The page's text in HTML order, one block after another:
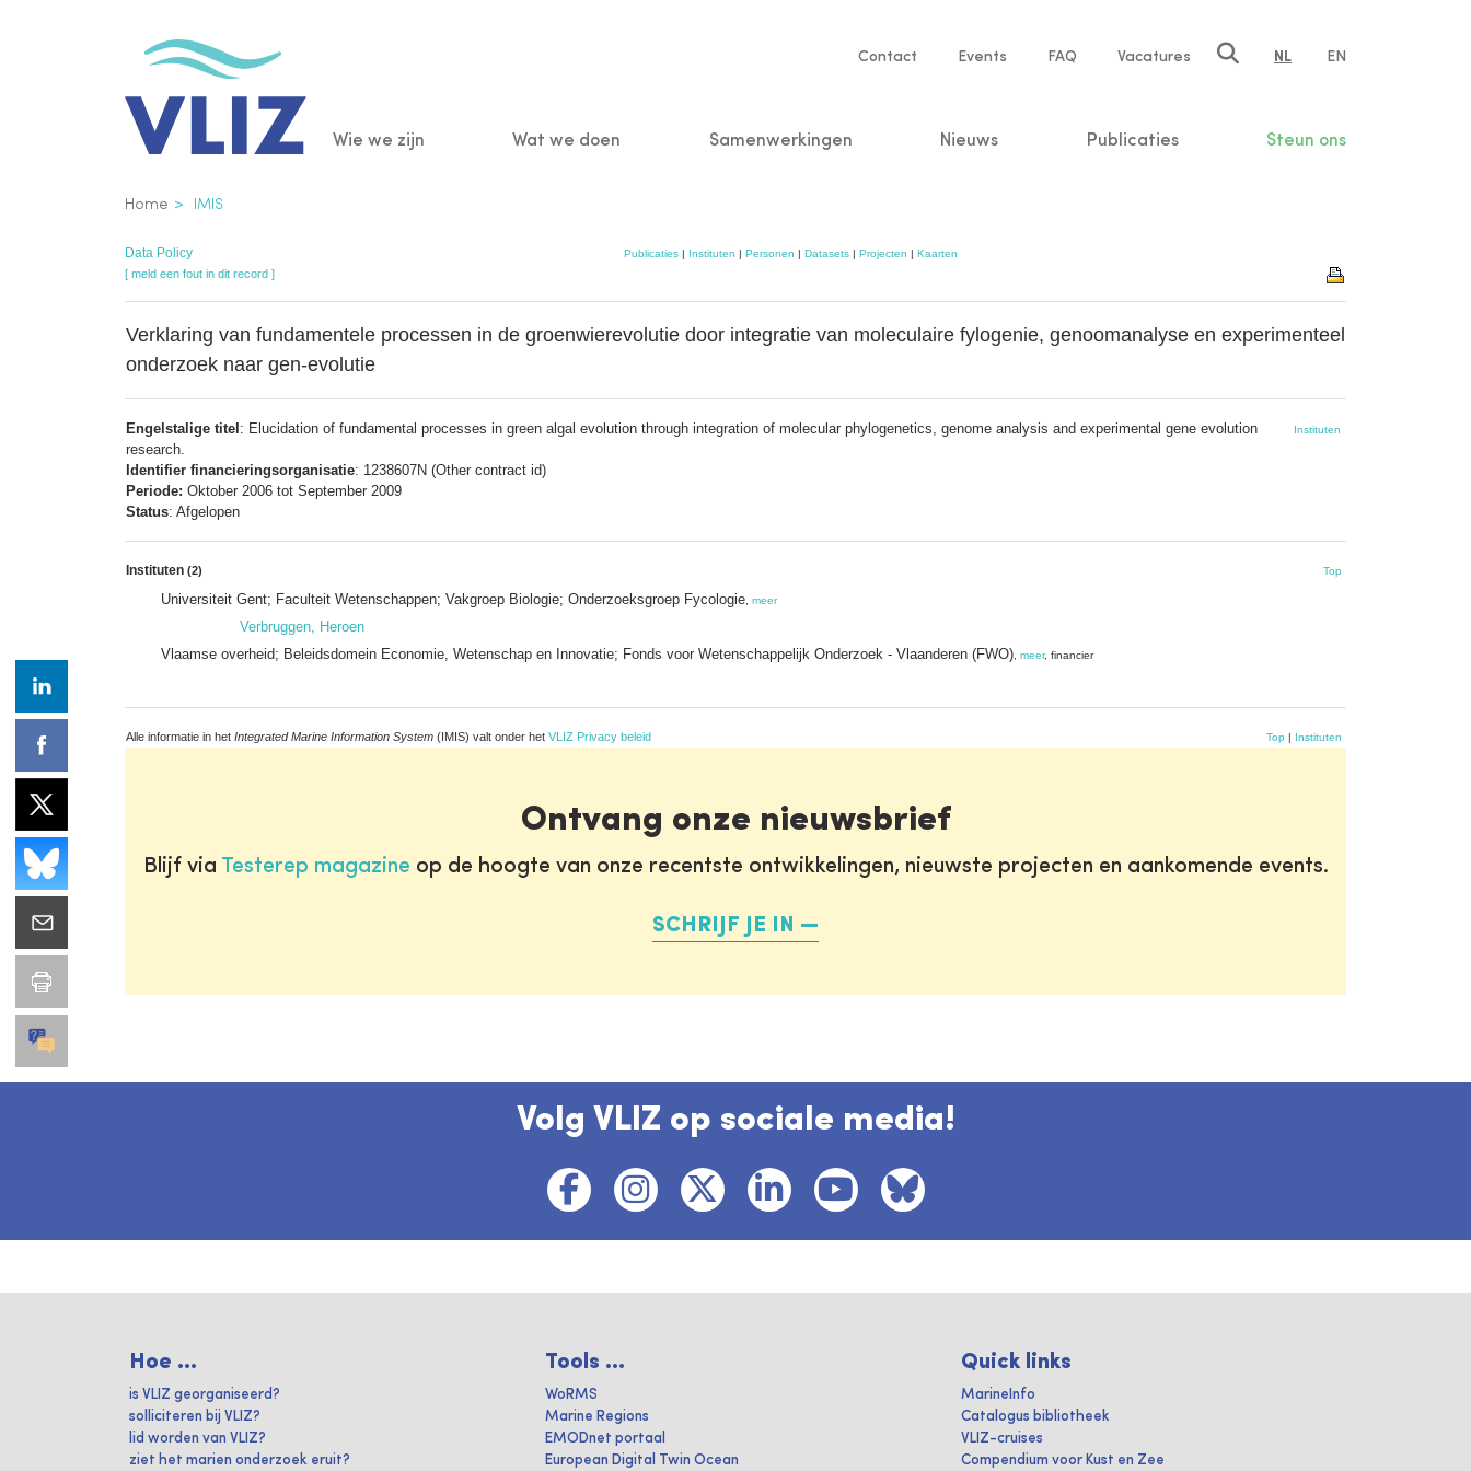
Service
Contact Events FAQ Vacatures NL EN
Main
Wie we zijn Wat we doen Samenwerkingen Nieuws Publicaties Steun ons
Kruimelpad
Home IMIS
Data Policy Publicaties| Instituten | Personen | Datasets| Projecten | Kaarten
[ meld een fout in dit record ]
Verklaring van fundamentele processen in de groenwierevolutie door integratie van moleculaire fylogenie, genoomanalyse en experimenteel
onderzoek naar gen-evolutie
Engelstalige titel : Elucidation of fundamental processes in green algal evolution through integration of molecular phylogenetics, genome analysis and experimental gene evolution
research.
Identifier financieringsorganisatie: 1238607N (Other contract id)
Periode: Oktober 2006 tot September 2009
Status: Afgelopen
Instituten
Instituten (2) Top
Universiteit Gent; Faculteit Wetenschappen; Vakgroep Biologie; Onderzoeksgroep Fycologie meer
Verbruggen, Heroen
Vlaamse overheid; Beleidsdomein Economie, Wetenschap en Innovatie; Fonds voor Wetenschappelijk Onderzoek - Vlaanderen (FWO) meer, financier
Alle informatie in het Integrated Marine Information System (IMIS) valt onder het VLIZ Privacy beleid Top | Instituten
Ontvang onze nieuwsbrief
Blijf via Testerep magazine op de hoogte van onze recentste ontwikkelingen, nieuwste projecten en aankomende events.
SCHRIJF JE IN
Volg VLIZ op sociale media!
Hoe ...
is VLIZ georganiseerd?
solliciteren bij VLIZ?
lid worden van VLIZ?
ziet het marien onderzoek eruit?
Tools ...
WoRMS
Marine Regions
EMODnet portaal
European Digital Twin Ocean
Quick links
MarineInfo
Catalogus bibliotheek
VLIZ-cruises
Compendium voor Kust en Zee